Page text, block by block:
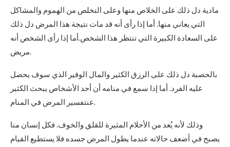
مادية دل ذلك على الخلاص منها وعلى التخلص من الهموم والمشاكل
التي يعاني منها. أما إذا رأى أنه قد مات نتيجة هذا المرض دل ذلك
على السعادة الكبيرة التي تنتظر هذا الشخص.أما إذا رأى الشخص أنه
مريض.
بالحصبة دل ذلك على الرزق الكثير والمال الوفير الذي سوف يحصل
عليه الفرد. أما إذا سمع في منامه أن أحد الأشخاص يبحث الكثير
عنتفسير المرض في المنام.
وذلك لأنه يُعد من الأحلام المثيرة للقلق والخوف. فكل إنسان منا
يصبح في أضعف حالاته عندما يطول المرض جسده فلا يستطيع القيام